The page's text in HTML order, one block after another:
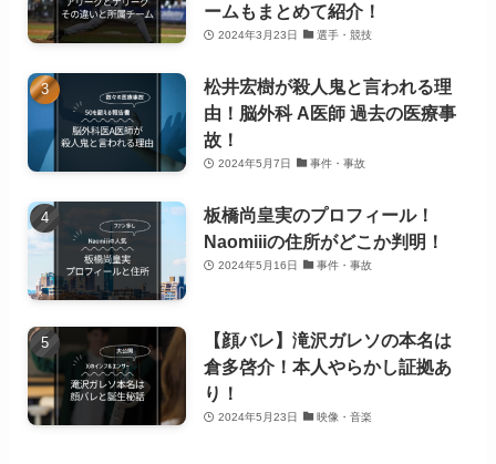
ームもまとめて紹介！
2024年3月23日 選手・競技
松井宏樹が殺人鬼と言われる理
由！脳外科 A医師 過去の医療事
故！
2024年5月7日 事件・事故
板橋尚皇実のプロフィール！
Naomiiiの住所がどこか判明！
2024年5月16日 事件・事故
【顔バレ】滝沢ガレソの本名は
倉多啓介！本人やらかし証拠あ
り！
2024年5月23日 映像・音楽